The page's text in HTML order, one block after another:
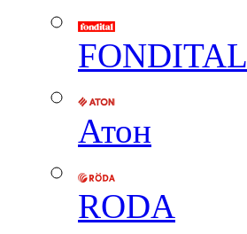
FONDITAL
Атон
RODA